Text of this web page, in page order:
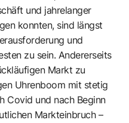
und jahrelanger
konnten, sind längst
und
zu sein. Andererseits
Markt zu
Uhrenboom mit stetig
Covid und nach Beginn
Markteinbruch –